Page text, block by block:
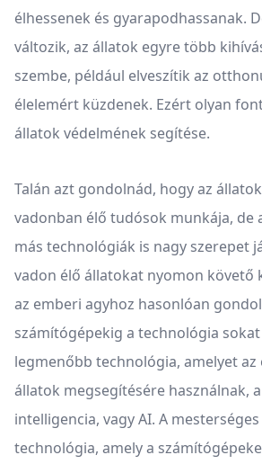
élhessenek és gyarapodhassanak.
változik, az állatok egyre több
szembe, például elveszítik az
élelemért küzdenek. Ezért olyan
állatok védelmének segítése.
Talán azt gondolnád, hogy az
vadonban élő tudósok munkája, de
más technológiák is nagy szerepet
vadon élő állatokat nyomon követő
az emberi agyhoz hasonlóan
számítógépekig a technológia
legmenőbb technológia, amelyet az
állatok megsegítésére használnak,
intelligencia, vagy AI. A
technológia, amely a